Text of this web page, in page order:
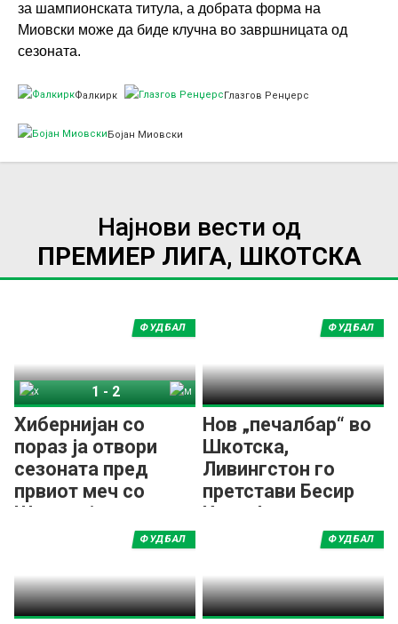
за шампионската титула, а добрата форма на
Миовски може да биде клучна во завршницата од
сезоната.
Фалкирк Глазгов Ренџерс
Бојан Миовски
Најнови вести од
ПРЕМИЕР ЛИГА, ШКОТСКА
Хибернијан со
пораз ја отвори
сезоната пред
првиот меч со
Шкендија
ФУДБАЛ
1 - 2
Нов „печалбар“ во
Шкотска,
Ливингстон го
претстави Бесир
Исени!
ФУДБАЛ
ФУДБАЛ ФУДБАЛ